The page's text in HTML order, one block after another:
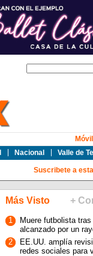
Nacional Valle de
Móvil
Suscribete a
Más Visto +
1
Muere futbolista tras
alcanzado por un
2
EE.UU. amplía
redes sociales para